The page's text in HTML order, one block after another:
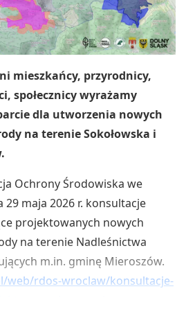
mieszkańcy, przyrodnicy,
społecznicy wyrażamy
dla utworzenia nowych
na terenie Sokołowska i
Ochrony Środowiska we
29 maja 2026 r. konsultacje
projektowanych nowych
na terenie Nadleśnictwa
m.in. gminę Mieroszów.
web/rdos-wroclaw/konsultacje-
w-wojewodztwie-